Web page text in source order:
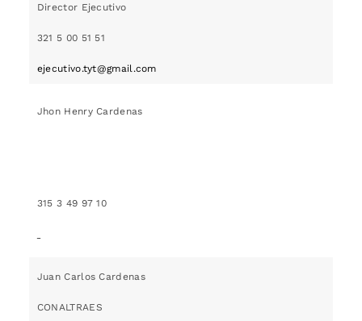
Director Ejecutivo
321 5 00 51 51
ejecutivo.tyt@gmail.com
Jhon Henry Cardenas
315 3 49 97 10
Juan Carlos Cardenas
CONALTRAES